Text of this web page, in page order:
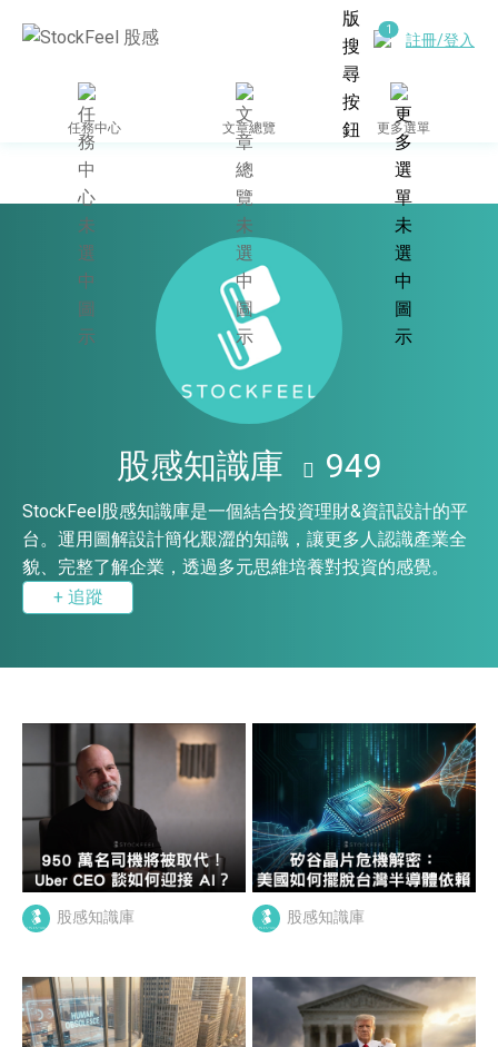
註冊/登入
任務中心 文章總覽 更多選單
股感知識庫 949
StockFeel股感知識庫是一個結合投資理財&資訊設計的平
台。運用圖解設計簡化艱澀的知識，讓更多人認識產業全
貌、完整了解企業，透過多元思維培養對投資的感覺。
+ 追蹤
股感知識庫 股感知識庫